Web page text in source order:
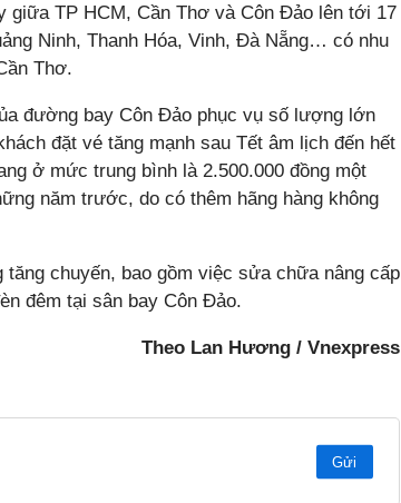
giữa TP HCM, Cần Thơ và Côn Đảo lên tới 17
Ninh, Thanh Hóa, Vinh, Đà Nẵng… có nhu
Thơ.
đường bay Côn Đảo phục vụ số lượng lớn
đặt vé tăng mạnh sau Tết âm lịch đến hết
ở mức trung bình là 2.500.000 đồng một
năm trước, do có thêm hãng hàng không
tăng chuyến, bao gồm việc sửa chữa nâng cấp
đêm tại sân bay Côn Đảo.
Theo Lan Hương / Vnexpress
Gửi